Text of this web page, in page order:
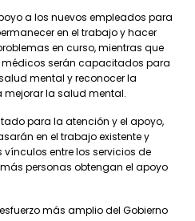
a los nuevos empleados para
en el trabajo y hacer
en curso, mientras que
médicos serán capacitados para
mental y reconocer la
la salud mental.
para la atención y el apoyo,
en el trabajo existente y
entre los servicios de
personas obtengan el apoyo
más amplio del Gobierno